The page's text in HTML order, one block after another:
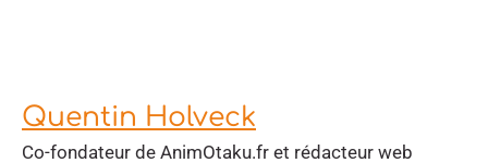
Quentin Holveck
Co-fondateur de AnimOtaku.fr et rédacteur web